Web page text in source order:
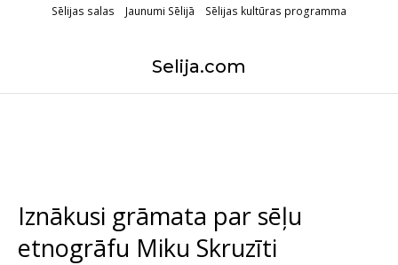
Sēlijas salas Jaunumi Sēlijā Sēlijas kultūras programma
Selija.com
Iznākusi grāmata par sēļu
etnogrāfu Miku Skruzīti